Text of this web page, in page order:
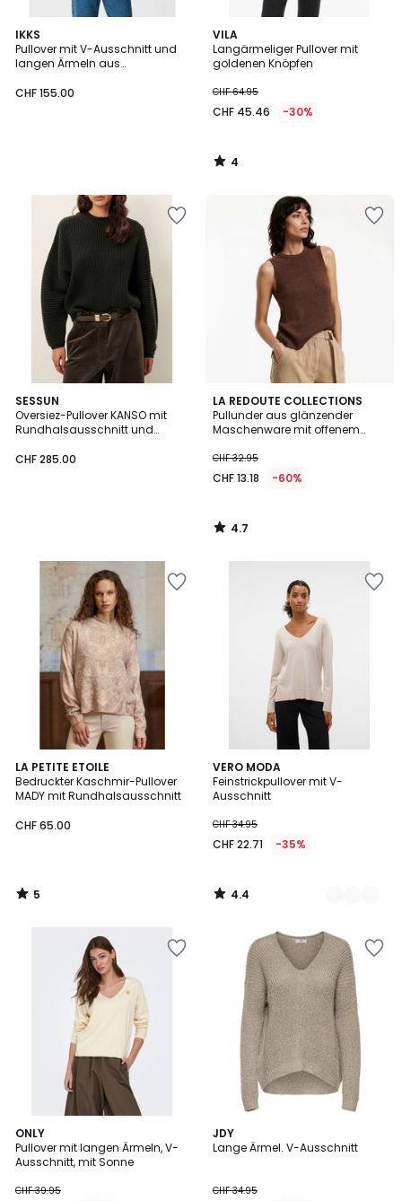
IKKS
Pullover mit V-Ausschnitt und
langen Ärmeln aus
CHF 155.00
VILA
Langärmeliger Pullover mit
goldenen Knöpfen
CHF 64.95
CHF 45.46 -30%
4
/
5
4
/
SESSUN
Oversiez-Pullover KANSO mit
Rundhalsausschnitt und
CHF 285.00
LA REDOUTE COLLECTIONS
Pullunder aus glänzender
Maschenware mit offenem
CHF 32.95
CHF 13.18 -60%
4.7
/ 5
4.7
/
LA PETITE ETOILE
Bedruckter Kaschmir-Pullover
MADY mit Rundhalsausschnitt
CHF 65.00
5
/
5
5
/
VERO MODA
Feinstrickpullover mit V-
Ausschnitt
CHF 34.95
CHF 22.71 -35%
4.4
/ 5
2
Farben
4.4
/
ONLY
Pullover mit langen Ärmeln, V-
Ausschnitt, mit Sonne
CHF 39.95
5
/
5
2
Farben
JDY
Lange Ärmel. V-Ausschnitt
CHF 34.95
2
Farben